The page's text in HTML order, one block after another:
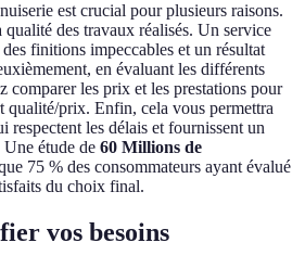
est crucial pour plusieurs raisons.
qualité des travaux réalisés. Un service
finitions impeccables et un résultat
en évaluant les différents
comparer les prix et les prestations pour
qualité/prix. Enfin, cela vous permettra
respectent les délais et fournissent un
étude de 60 Millions de
75 % des consommateurs ayant évalué
du choix final.
vos besoins